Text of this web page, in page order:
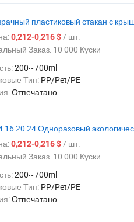
пластиковый стакан с
0,212-0,216 $/ шт.
Заказ: 10 000 Куски
200~700ml
Тип: PP/Pet/PE
Отпечатано
16 20 24 Одноразовый
0,212-0,216 $/ шт.
Заказ: 10 000 Куски
200~700ml
Тип: PP/Pet/PE
Отпечатано